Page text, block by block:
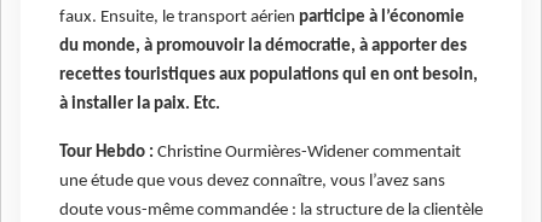
faux. Ensuite, le transport aérien participe à l’économie
du monde, à promouvoir la démocratie, à apporter des
recettes touristiques aux populations qui en ont besoin,
à installer la paix. Etc.
Tour Hebdo : Christine Ourmières-Widener commentait
une étude que vous devez connaître, vous l’avez sans
doute vous-même commandée : la structure de la clientèle